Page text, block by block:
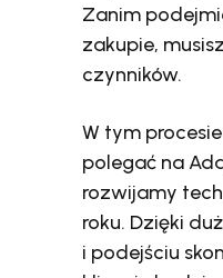
Zanim
zakupie,
czynników.
W tym
polegać na
rozwijamy
roku. Dzięki
i podejściu